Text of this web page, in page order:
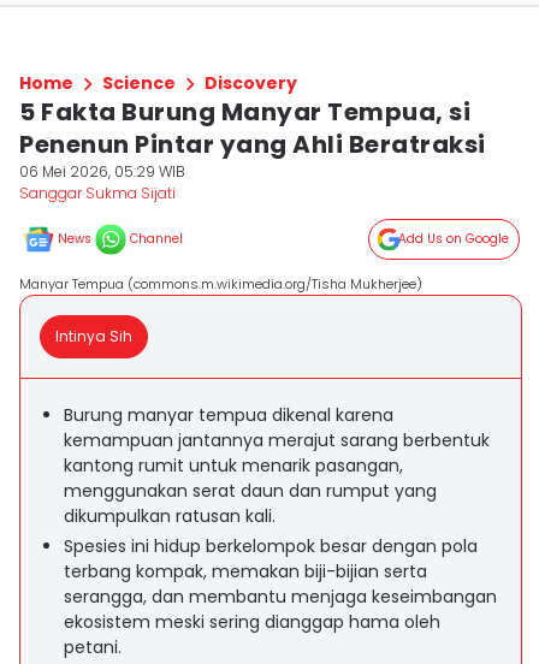
Home Science Discovery
5 Fakta Burung Manyar Tempua, si
Penenun Pintar yang Ahli Beratraksi
06 Mei 2026, 05:29 WIB
Sanggar Sukma Sijati
News Channel Add Us on Google
Manyar Tempua (commons.m.wikimedia.org/Tisha Mukherjee)
Intinya Sih
Burung manyar tempua dikenal karena
kemampuan jantannya merajut sarang berbentuk
kantong rumit untuk menarik pasangan,
menggunakan serat daun dan rumput yang
dikumpulkan ratusan kali.
Spesies ini hidup berkelompok besar dengan pola
terbang kompak, memakan biji-bijian serta
serangga, dan membantu menjaga keseimbangan
ekosistem meski sering dianggap hama oleh
petani.